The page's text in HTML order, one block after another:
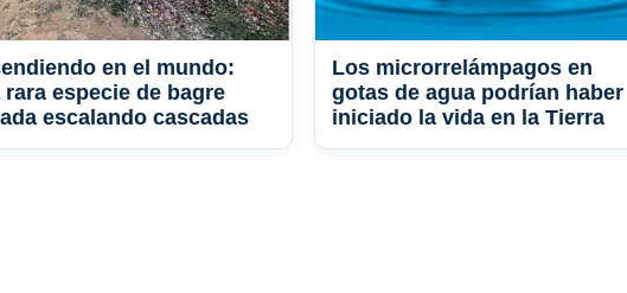
en el mundo:
rara especie de bagre
escalando cascadas
Los microrrelámpagos en
gotas de agua podrían haber
iniciado la vida en la Tierra